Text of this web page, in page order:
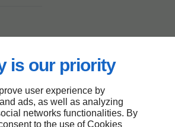
is our priority
user experience by
ads, as well as analyzing
networks functionalities. By
to the use of Cookies